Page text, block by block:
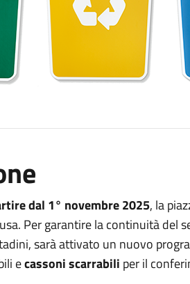
dal 1° novembre 2025, la
Per garantire la continuità del
sarà attivato un nuovo
ecassoni scarrabili per il